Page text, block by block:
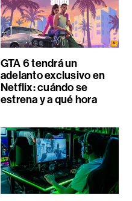
GTA 6 tendrá un
adelanto exclusivo en
Netflix: cuándo se
estrena y a qué hora